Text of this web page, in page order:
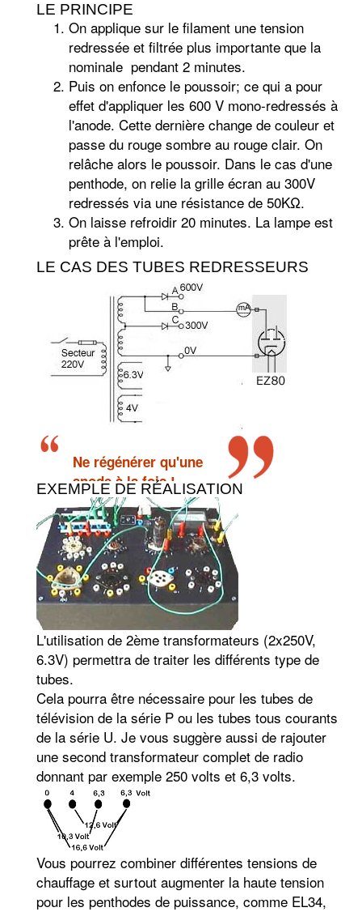
LE PRINCIPE
On applique sur le filament une tension
redressée et filtrée plus importante que la
nominale pendant 2 minutes.
Puis on enfonce le poussoir; ce qui a pour
effet d'appliquer les 600 V mono-redressés à
l'anode. Cette dernière change de couleur et
passe du rouge sombre au rouge clair. On
relâche alors le poussoir. Dans le cas d'une
penthode, on relie la grille écran au 300V
redressés via une résistance de 50KΩ.
On laisse refroidir 20 minutes. La lampe est
prête à l'emploi.
LE CAS DES TUBES REDRESSEURS
Ne régénérer qu'une
anode à la fois !
EXEMPLE DE RÉALISATION
L'utilisation de 2ème transformateurs (2x250V,
6.3V) permettra de traiter les différents type de
tubes.
Cela pourra être nécessaire pour les tubes de
télévision de la série P ou les tubes tous courants
de la série U. Je vous suggère aussi de rajouter
une second transformateur complet de radio
donnant par exemple 250 volts et 6,3 volts.
Vous pourrez combiner différentes tensions de
chauffage et surtout augmenter la haute tension
pour les penthodes de puissance, comme EL34,